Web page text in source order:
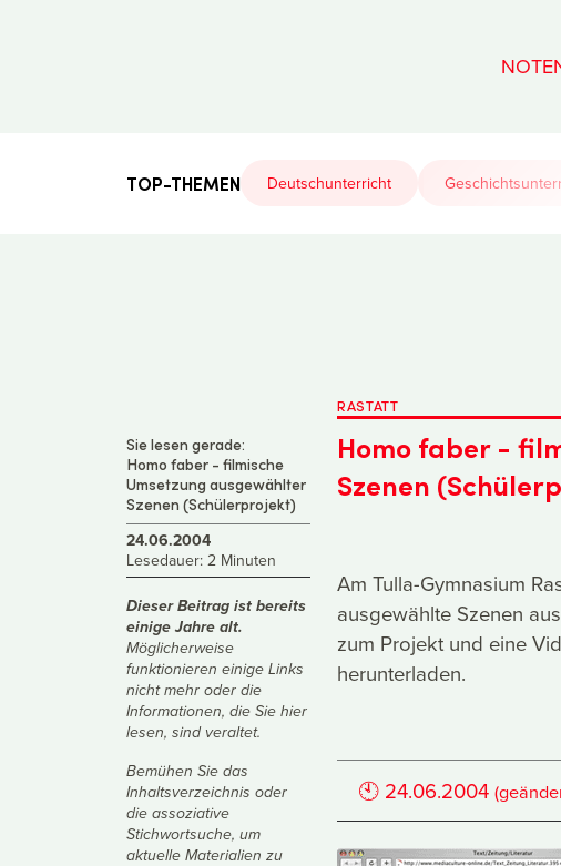
TOP-THEMEN Deutschunterricht
Sie lesen gerade:
Homo faber - filmische
Umsetzung ausgewählter
Szenen (Schülerprojekt)
24.06.2004
Lesedauer: 2 Minuten
Dieser Beitrag ist bereits
einige Jahre alt.
Möglicherweise
funktionieren einige Links
nicht mehr oder die
Informationen, die Sie hier
lesen, sind veraltet.
Bemühen Sie das
Inhaltsverzeichnis oder
die assoziative
Stichwortsuche, um
aktuelle Materialien zu
RASTATT
Homo faber -
Szenen
Am Tulla-Gymnasium
ausgewählte Szenen
zum Projekt und eine
herunterladen.
🕙 24.06.2004